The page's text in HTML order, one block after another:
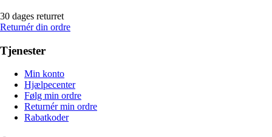
30 dages returret
Returnér din ordre
Tjenester
Min konto
Hjælpecenter
Følg min ordre
Returnér min ordre
Rabatkoder